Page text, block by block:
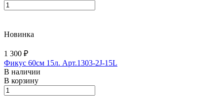
Новинка
1 300 ₽
Фикус 60см 15л. Арт.1303-2J-15L
В наличии
В корзину